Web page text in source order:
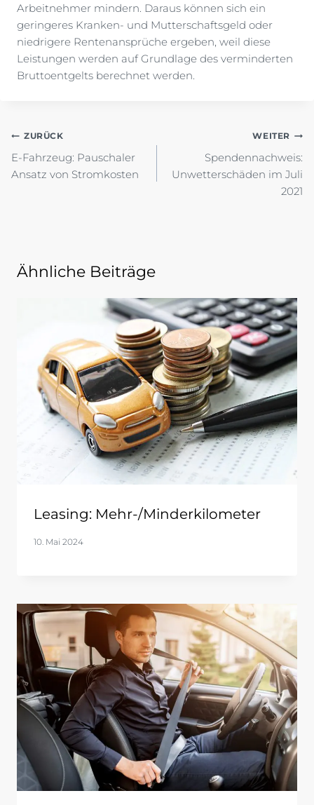
Arbeitnehmer mindern. Daraus können sich ein
geringeres Kranken- und Mutterschaftsgeld oder
niedrigere Rentenansprüche ergeben, weil diese
Leistungen werden auf Grundlage des verminderten
Bruttoentgelts berechnet werden.
Beitragsnavigation
ZURÜCK
E-Fahrzeug: Pauschaler
Ansatz von Stromkosten
WEITER
Spendennachweis:
Unwetterschäden im Juli
2021
Ähnliche Beiträge
Leasing: Mehr-/Minderkilometer
10. Mai 2024